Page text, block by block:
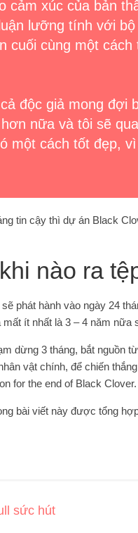
cảm xúc của bản
lưỡng tính với
cuối cùng một
độc giả mong đợi
nữa và tôi sẽ
một cách tốt đẹp,
tin cậy thì dự án Black
nào ra
phát hành vào ngày 24
ít nhất là 3 – 4 năm nữa
dừng 3 tháng, bắt nguồn
vật chính, để chiến
for the end of Black Clover.
bài viết này được tổng
sức hút